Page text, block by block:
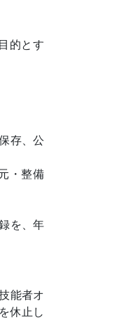
的とす
存、公
・整備
を、年
能者オ
休止し